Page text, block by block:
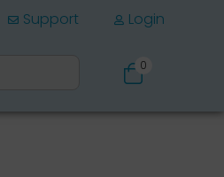
Login
Support
0